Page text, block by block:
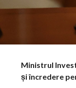
Ministrul
și încredere